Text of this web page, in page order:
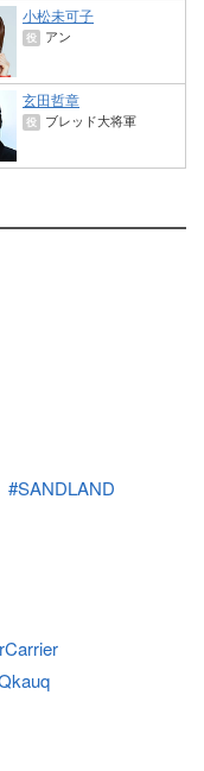
小松未可子
役 アン
玄田哲章
役 ブレッド大将軍
#SANDLAND